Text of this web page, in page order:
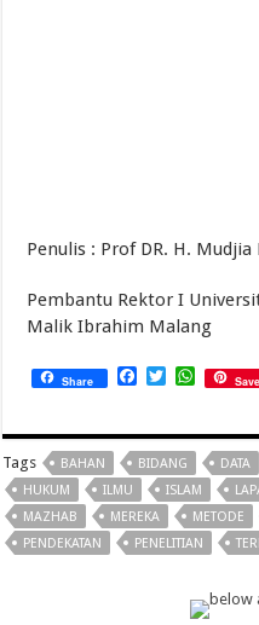
Penulis : Prof DR. H. Mudjia
Pembantu Rektor I
Malik Ibrahim Malang
Share Facebook
Twitter Save
Tags BAHAN BIDANG DATA
HUKUM
ILMU ISLAM
MAZHAB
MEREKA METODE
PENDEKATAN
PENELITIAN